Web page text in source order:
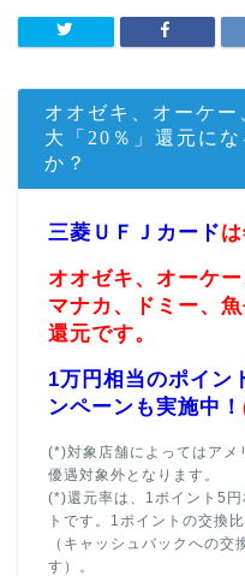
オオゼキ、オーケー
大「20％」還元に
か？
三菱ＵＦＪカード
オオゼキ、オーケ
マナカ、ドミー、
還元です。
1万円相当のポイン
ンペーンも実施中！
(*)対象店舗によってはアメ
優遇対象外となります。
(*)還元率は、1ポイント5
トです。1ポイントの交換
（キャッシュバックへの
す）。